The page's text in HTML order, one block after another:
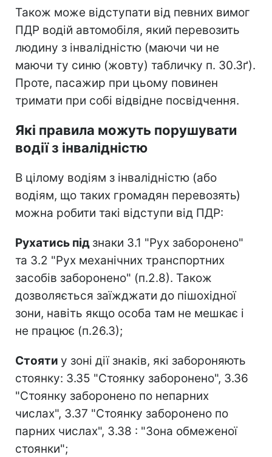
Також може відступати від певних вимог
ПДР водій автомобіля, який перевозить
людину з інвалідністю (маючи чи не
маючи ту синю (жовту) табличку п. 30.3ґ).
Проте, пасажир при цьому повинен
тримати при собі відвідне посвідчення.
Які правила можуть порушувати
водії з інвалідністю
В цілому водіям з інвалідністю (або
водіям, що таких громадян перевозять)
можна робити такі відступи від ПДР:
Рухатись під знаки 3.1 "Рух заборонено"
та 3.2 "Рух механічних транспортних
засобів заборонено" (п.2.8). Також
дозволяється заїжджати до пішохідної
зони, навіть якщо особа там не мешкає і
не працює (п.26.3);
Стояти у зоні дії знаків, які забороняють
стоянку: 3.35 "Стоянку заборонено", 3.36
"Стоянку заборонено по непарних
числах", 3.37 "Стоянку заборонено по
парних числах", 3.38 : "Зона обмеженої
стоянки";